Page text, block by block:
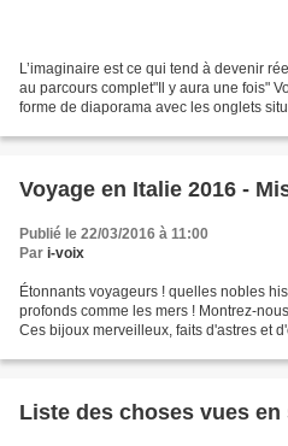
L’imaginaire est ce qui tend à devenir réel. Cliquez ci-dessus pour
au parcours complet"Il y aura une fois"
forme de diaporama avec les onglets
Voyage en Italie 2016 -
Publié le 22/03/2016 à 11:00
Par i-voix
Étonnants voyageurs ! quelles nobles
profonds comme les mers ! Montrez-
Ces bijoux merveilleux, faits d'astres et
Liste des choses vues en